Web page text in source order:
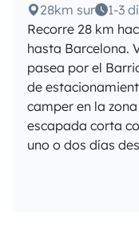
28km sur
1-3
Recorre 28 km
hasta Barcelona.
pasea por el
de
camper en la
escapada corta
uno o dos días